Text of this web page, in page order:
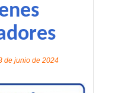
de junio de 2024